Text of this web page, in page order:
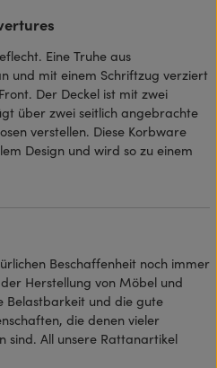
Eine Truhe aus
und mit einem Schriftzug verziert
Der Deckel ist mit zwei
über zwei seitlich angebrachte
verstellen. Diese Korbware
Design und wird so zu einem
Beschaffenheit noch immer
Herstellung von Möbel und
Belastbarkeit und die gute
die denen vieler
All unsere Rattanartikel